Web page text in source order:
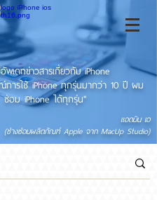
เดทข่าวสารเกี่ยวกับ iPhone
การใช้ iPhone ทุกรุ่นมากว่า 10 ปี ผม
ซ่อม iPhone ได้ทุกรุ่น"
แอดมิน เอ
(ช่างซ่อมผลิตภัณฑ์ Apple จาก MacUp Studio)